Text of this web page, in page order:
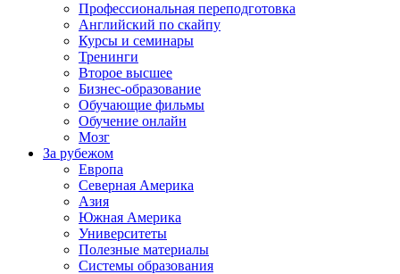
Профессиональная переподготовка
Английский по скайпу
Курсы и семинары
Тренинги
Второе высшее
Бизнес-образование
Обучающие фильмы
Обучение онлайн
Мозг
За рубежом
Европа
Северная Америка
Азия
Южная Америка
Университеты
Полезные материалы
Системы образования